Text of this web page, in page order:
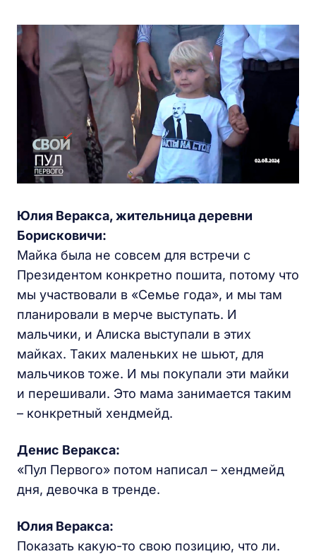
Юлия Веракса, жительница деревни
Борисковичи:
Майка была не совсем для встречи с
Президентом конкретно пошита, потому что
мы участвовали в «Семье года», и мы там
планировали в мерче выступать. И
мальчики, и Алиска выступали в этих
майках. Таких маленьких не шьют, для
мальчиков тоже. И мы покупали эти майки
и перешивали. Это мама занимается таким
– конкретный хендмейд.
Денис Веракса:
«Пул Первого» потом написал – хендмейд
дня, девочка в тренде.
Юлия Веракса:
Показать какую-то свою позицию, что ли.